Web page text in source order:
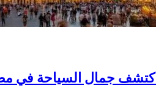
جمال السياحة في